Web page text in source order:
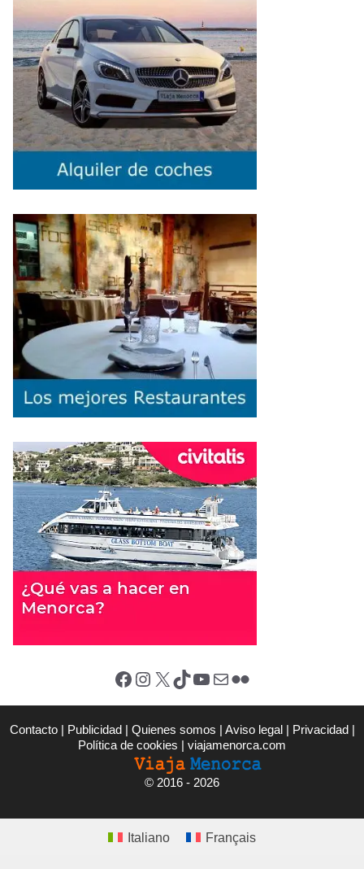
Facebook Instagram X (Twitter) TikTok YouTube Correo electrónico Flickr
Contacto | Publicidad | Quienes somos | Aviso legal | Privacidad |
Política de cookies | viajamenorca.com
© 2016 - 2026
Italiano Français